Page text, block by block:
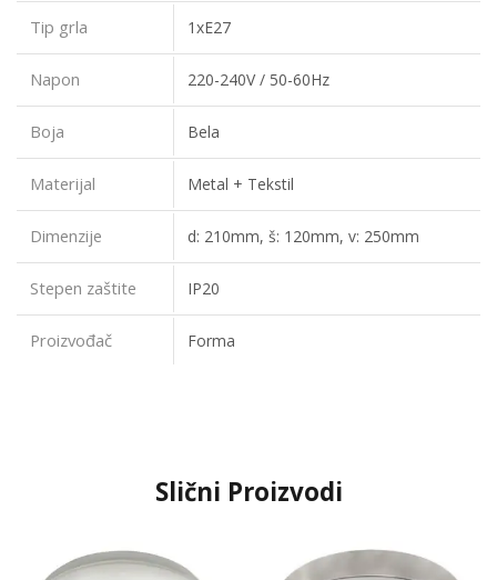
Tip grla 1xE27
Napon 220-240V / 50-60Hz
Boja Bela
Materijal Metal + Tekstil
Dimenzije d: 210mm, š: 120mm, v: 250mm
Stepen zaštite IP20
Proizvođač Forma
Slični Proizvodi